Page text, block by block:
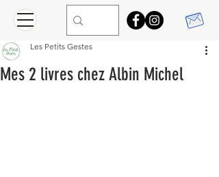
Mes 2 livres chez Albin Michel
Les Petits Gestes